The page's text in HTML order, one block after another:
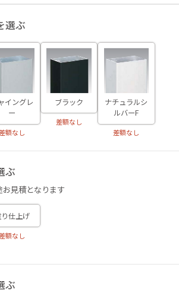
選ぶ
イングレ
ー
額なし
ブラック
差額なし
ナチュラルシ
ルバーF
差額なし
ぶ
見積となります
仕上げ
額なし
ぶ